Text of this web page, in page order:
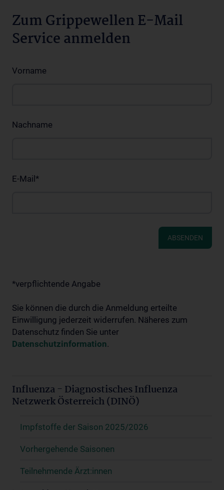
Zum Grippewellen E-Mail
Service anmelden
Vorname
Nachname
E-Mail *
ABSENDEN
*verpflichtende Angabe
Sie können die durch die Anmeldung erteilte
Einwilligung jederzeit widerrufen. Näheres zum
Datenschutz finden Sie unter
Datenschutzinformation.
Influenza - Diagnostisches Influenza
Netzwerk Österreich (DINÖ)
Impfstoffe der Saison 2025/2026
Vorhergehende Saisonen
Teilnehmende Ärzt:innen